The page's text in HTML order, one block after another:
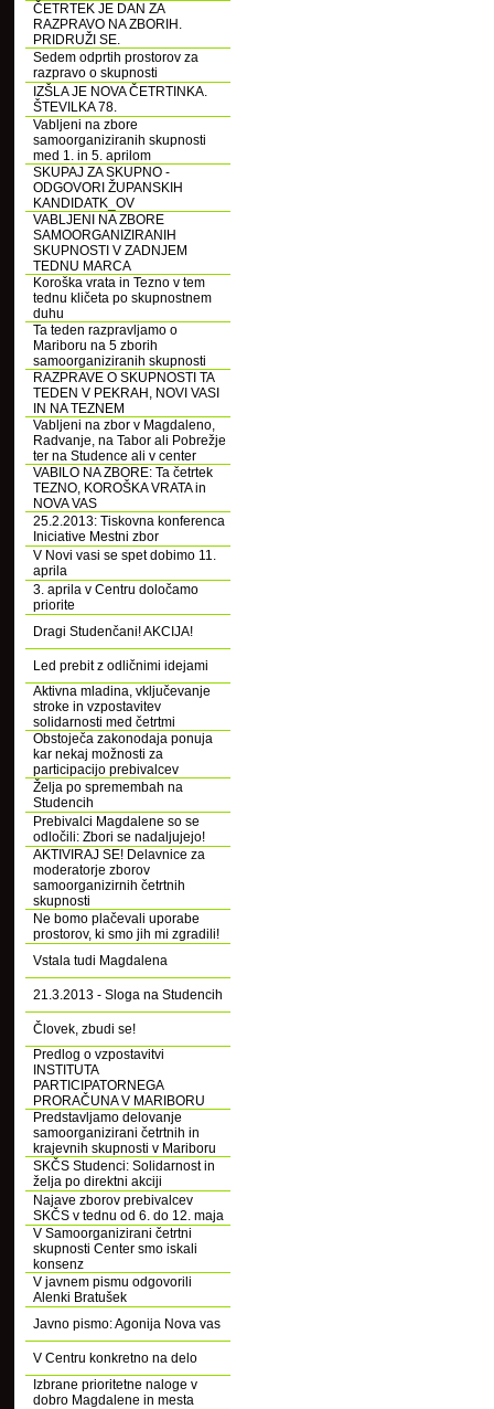
ČETRTEK JE DAN ZA
RAZPRAVO NA ZBORIH.
PRIDRUŽI SE.
Sedem odprtih prostorov za
razpravo o skupnosti
IZŠLA JE NOVA ČETRTINKA.
ŠTEVILKA 78.
Vabljeni na zbore
samoorganiziranih skupnosti
med 1. in 5. aprilom
SKUPAJ ZA SKUPNO -
ODGOVORI ŽUPANSKIH
KANDIDATK_OV
VABLJENI NA ZBORE
SAMOORGANIZIRANIH
SKUPNOSTI V ZADNJEM
TEDNU MARCA
Koroška vrata in Tezno v tem
tednu kličeta po skupnostnem
duhu
Ta teden razpravljamo o
Mariboru na 5 zborih
samoorganiziranih skupnosti
RAZPRAVE O SKUPNOSTI TA
TEDEN V PEKRAH, NOVI VASI
IN NA TEZNEM
Vabljeni na zbor v Magdaleno,
Radvanje, na Tabor ali Pobrežje
ter na Studence ali v center
VABILO NA ZBORE: Ta četrtek
TEZNO, KOROŠKA VRATA in
NOVA VAS
25.2.2013: Tiskovna konferenca
Iniciative Mestni zbor
V Novi vasi se spet dobimo 11.
aprila
3. aprila v Centru določamo
priorite
Dragi Studenčani! AKCIJA!
Led prebit z odličnimi idejami
Aktivna mladina, vključevanje
stroke in vzpostavitev
solidarnosti med četrtmi
Obstoječa zakonodaja ponuja
kar nekaj možnosti za
participacijo prebivalcev
Želja po spremembah na
Studencih
Prebivalci Magdalene so se
odločili: Zbori se nadaljujejo!
AKTIVIRAJ SE! Delavnice za
moderatorje zborov
samoorganizirnih četrtnih
skupnosti
Ne bomo plačevali uporabe
prostorov, ki smo jih mi zgradili!
Vstala tudi Magdalena
21.3.2013 - Sloga na Studencih
Človek, zbudi se!
Predlog o vzpostavitvi
INSTITUTA
PARTICIPATORNEGA
PRORAČUNA V MARIBORU
Predstavljamo delovanje
samoorganizirani četrtnih in
krajevnih skupnosti v Mariboru
SKČS Studenci: Solidarnost in
želja po direktni akciji
Najave zborov prebivalcev
SKČS v tednu od 6. do 12. maja
V Samoorganizirani četrtni
skupnosti Center smo iskali
konsenz
V javnem pismu odgovorili
Alenki Bratušek
Javno pismo: Agonija Nova vas
V Centru konkretno na delo
Izbrane prioritetne naloge v
dobro Magdalene in mesta